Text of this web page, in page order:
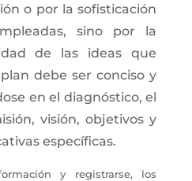
o por la sofisticación
sino por la
de las ideas que
debe ser conciso y
en el diagnóstico, el
visión, objetivos y
específicas.
y registrarse, los